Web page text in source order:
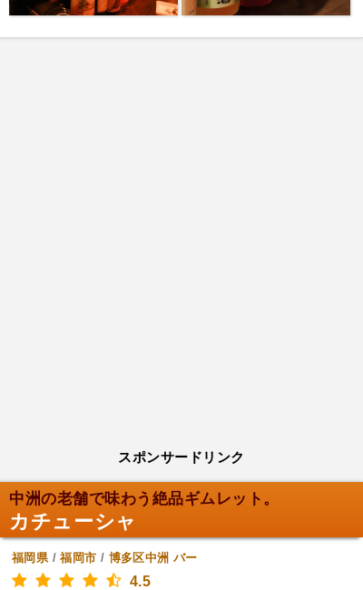
スポンサードリンク
中洲の老舗で味わう絶品ギムレット。
カチューシャ
福岡県/福岡市 / 博多区中洲 バー
4.5